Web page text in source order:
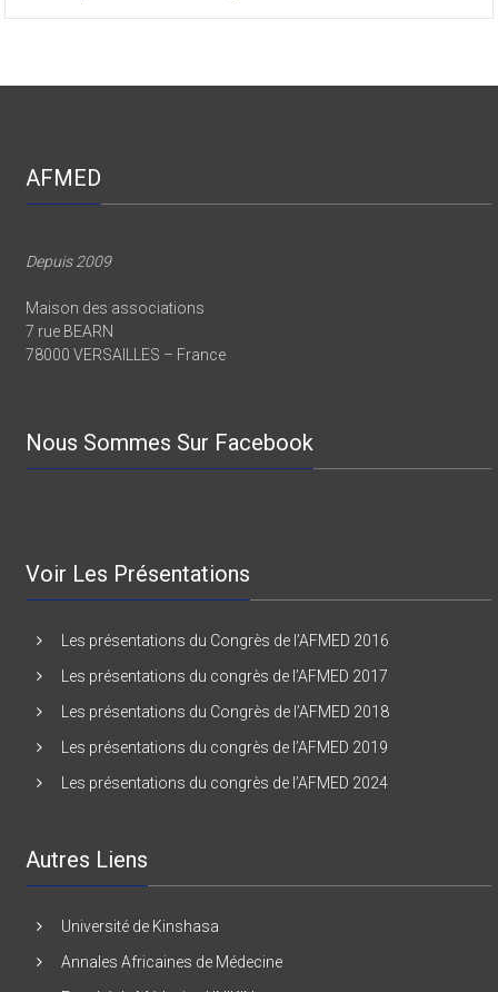
AFMED
Depuis 2009
Maison des associations
7 rue BEARN
78000 VERSAILLES – France
Nous Sommes Sur Facebook
Voir Les Présentations
Les présentations du Congrès de l’AFMED 2016
Les présentations du congrès de l’AFMED 2017
Les présentations du Congrès de l’AFMED 2018
Les présentations du congrès de l’AFMED 2019
Les présentations du congrès de l’AFMED 2024
Autres Liens
Université de Kinshasa
Annales Africaines de Médecine